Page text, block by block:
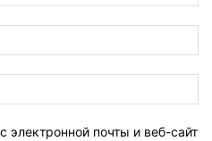
электронной почты и веб-сайт